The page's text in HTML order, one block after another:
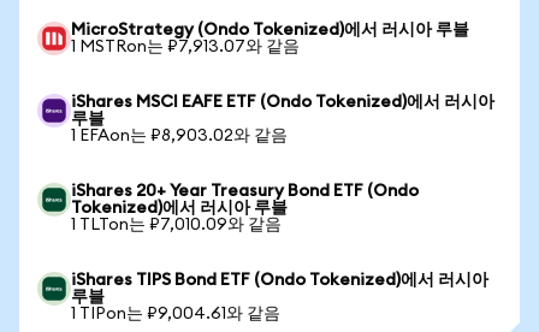
MicroStrategy (Ondo Tokenized)에서 러시아 루블
1 MSTRon는 ₽7,913.07와 같음
iShares MSCI EAFE ETF (Ondo Tokenized)에서 러시아
루블
1 EFAon는 ₽8,903.02와 같음
iShares 20+ Year Treasury Bond ETF (Ondo
Tokenized)에서 러시아 루블
1 TLTon는 ₽7,010.09와 같음
iShares TIPS Bond ETF (Ondo Tokenized)에서 러시아
루블
1 TIPon는 ₽9,004.61와 같음